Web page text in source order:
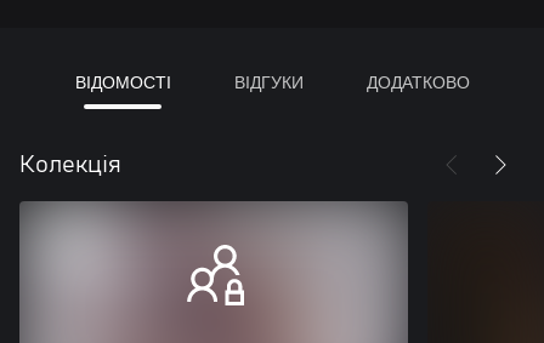
ВІДОМОСТІ ВІДГУКИ ДОДАТКОВО
Колекція